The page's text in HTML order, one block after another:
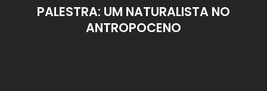
PALESTRA: UM NATURALISTA NO
ANTROPOCENO